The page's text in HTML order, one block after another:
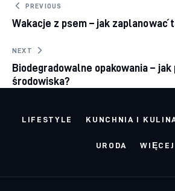
Nawigacja wpisu
PREVIOUS
Wakacje z psem – jak zaplanować
NEXT
Biodegradowalne opakowania –
środowiska?
LIFESTYLE KUNCHNIA I
URODA WIĘCEJ